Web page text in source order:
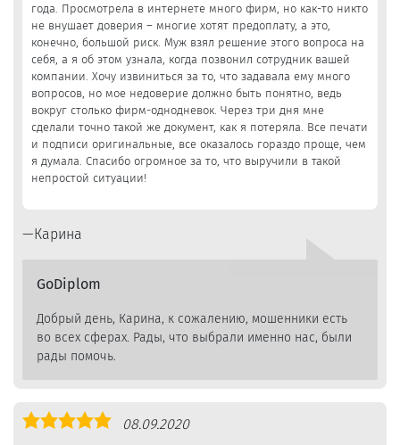
года. Просмотрела в интернете много фирм, но как-то никто
не внушает доверия – многие хотят предоплату, а это,
конечно, большой риск. Муж взял решение этого вопроса на
себя, а я об этом узнала, когда позвонил сотрудник вашей
компании. Хочу извиниться за то, что задавала ему много
вопросов, но мое недоверие должно быть понятно, ведь
вокруг столько фирм-однодневок. Через три дня мне
сделали точно такой же документ, как я потеряла. Все печати
и подписи оригинальные, все оказалось гораздо проще, чем
я думала. Спасибо огромное за то, что выручили в такой
непростой ситуации!
Карина
GoDiplom
Добрый день, Карина, к сожалению, мошенники есть
во всех сферах. Рады, что выбрали именно нас, были
рады помочь.
Оценка
08.09.2020